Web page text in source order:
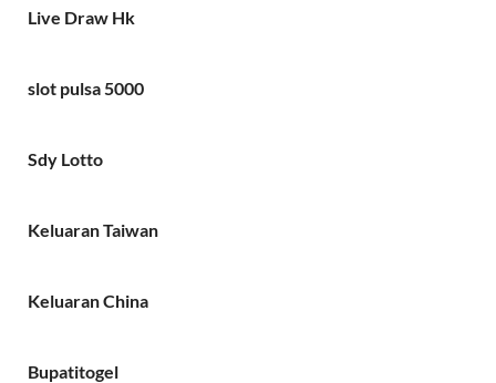
Live Draw Hk
slot pulsa 5000
Sdy Lotto
Keluaran Taiwan
Keluaran China
Bupatitogel